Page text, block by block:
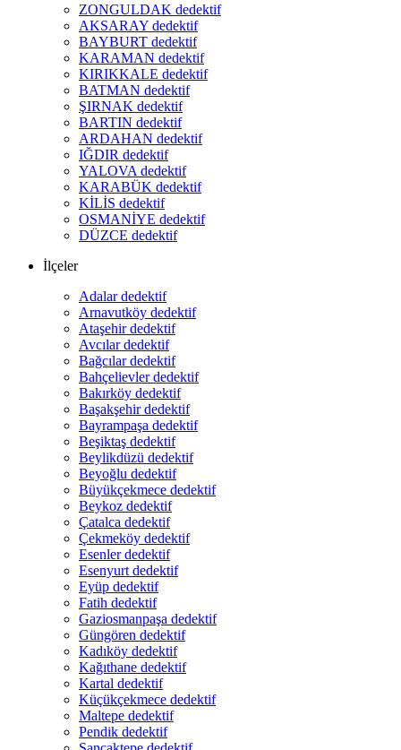
ZONGULDAK dedektif
AKSARAY dedektif
BAYBURT dedektif
KARAMAN dedektif
KIRIKKALE dedektif
BATMAN dedektif
ŞIRNAK dedektif
BARTIN dedektif
ARDAHAN dedektif
IĞDIR dedektif
YALOVA dedektif
KARABÜK dedektif
KİLİS dedektif
OSMANİYE dedektif
DÜZCE dedektif
İlçeler
Adalar dedektif
Arnavutköy dedektif
Ataşehir dedektif
Avcılar dedektif
Bağcılar dedektif
Bahçelievler dedektif
Bakırköy dedektif
Başakşehir dedektif
Bayrampaşa dedektif
Beşiktaş dedektif
Beylikdüzü dedektif
Beyoğlu dedektif
Büyükçekmece dedektif
Beykoz dedektif
Çatalca dedektif
Çekmeköy dedektif
Esenler dedektif
Esenyurt dedektif
Eyüp dedektif
Fatih dedektif
Gaziosmanpaşa dedektif
Güngören dedektif
Kadıköy dedektif
Kağıthane dedektif
Kartal dedektif
Küçükçekmece dedektif
Maltepe dedektif
Pendik dedektif